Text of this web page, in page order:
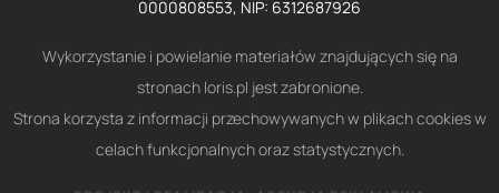
0000808553, NIP: 6312687926
Wykorzystanie i powielanie materiałów znajdujących się na
stronach loris.pl jest zabronione.
Strona korzysta z informacji przechowywanych w plikach cookies w
celach funkcjonalnych oraz statystycznych.